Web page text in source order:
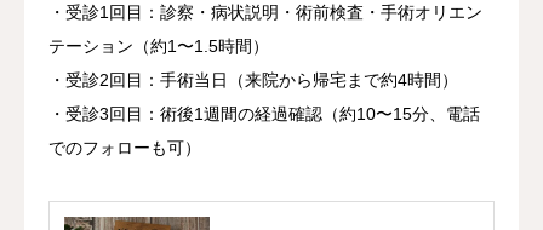
・受診1回目：診察・病状説明・術前検査・手術オリエン
テーション（約1〜1.5時間）
・受診2回目：手術当日（来院から帰宅まで約4時間）
・受診3回目：術後1週間の経過確認（約10〜15分、電話
でのフォローも可）